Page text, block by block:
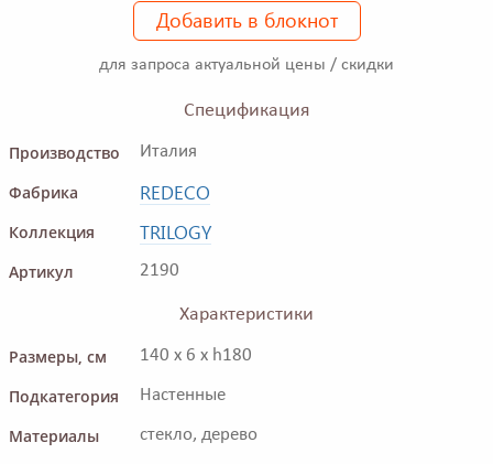
Добавить в блокнот
для запроса актуальной цены / скидки
Спецификация
Производство
Италия
Фабрика REDECO
Коллекция TRILOGY
Артикул 2190
Характеристики
Размеры, см
140 x 6 x h180
Подкатегория Настенные
Материалы стекло, дерево